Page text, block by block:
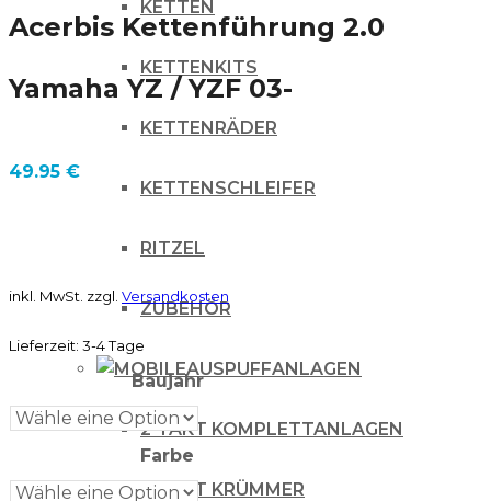
KETTEN
KETTENKITS
KETTENRÄDER
KETTENSCHLEIFER
RITZEL
ZUBEHÖR
AUSPUFFANLAGEN
2-TAKT KOMPLETTANLAGEN
2-TAKT KRÜMMER
Acerbis Kettenführung 2.0
Yamaha YZ / YZF 03-
49.95 €
inkl. MwSt. zzgl. Versandkosten
Lieferzeit: 3-4 Tage
Baujahr
Farbe